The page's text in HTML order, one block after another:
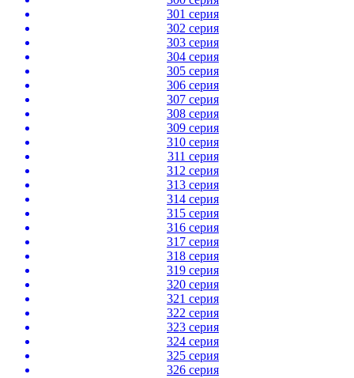
301 серия
302 серия
303 серия
304 серия
305 серия
306 серия
307 серия
308 серия
309 серия
310 серия
311 серия
312 серия
313 серия
314 серия
315 серия
316 серия
317 серия
318 серия
319 серия
320 серия
321 серия
322 серия
323 серия
324 серия
325 серия
326 серия